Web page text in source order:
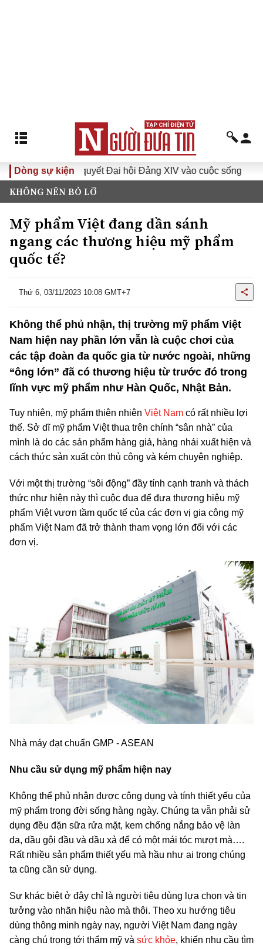
Dòng sự kiện
Đưa Nghị quyết Đại hội Đảng XIV vào cuộc sống Hướng
KHÔNG NÊN BỎ LỠ
Mỹ phẩm Việt đang dần sánh
ngang các thương hiệu mỹ phẩm
quốc tế?
Thứ 6, 03/11/2023 10:08 GMT+7
Không thể phủ nhận, thị trường mỹ phẩm Việt
Nam hiện nay phần lớn vẫn là cuộc chơi của
các tập đoàn đa quốc gia từ nước ngoài, những
“ông lớn” đã có thương hiệu từ trước đó trong
lĩnh vực mỹ phẩm như Hàn Quốc, Nhật Bản.
Tuy nhiên, mỹ phẩm thiên nhiên Việt Nam có rất nhiều lợi
thế. Sở dĩ mỹ phẩm Việt thua trên chính “sân nhà” của
mình là do các sản phẩm hàng giả, hàng nhái xuất hiện và
cách thức sản xuất còn thủ công và kém chuyên nghiệp.
Với một thị trường “sôi động” đầy tính cạnh tranh và thách
thức như hiện này thì cuộc đua để đưa thương hiệu mỹ
phẩm Việt vươn tầm quốc tế của các đơn vị gia công mỹ
phẩm Việt Nam đã trở thành tham vọng lớn đối với các
đơn vị.
Nhà máy đạt chuẩn GMP - ASEAN
Nhu cầu sử dụng mỹ phẩm hiện nay
Không thể phủ nhận được công dụng và tính thiết yếu của
mỹ phẩm trong đời sống hàng ngày. Chúng ta vẫn phải sử
dụng đều đặn sữa rửa mặt, kem chống nắng bảo vệ làn
da, dầu gội đầu và dầu xả để có một mái tóc mượt mà….
Rất nhiều sản phẩm thiết yếu mà hầu như ai trong chúng
ta cũng cần sử dụng.
Sự khác biệt ở đây chỉ là người tiêu dùng lựa chọn và tin
tưởng vào nhãn hiệu nào mà thôi. Theo xu hướng tiêu
dùng thông minh ngày nay, người Việt Nam đang ngày
càng chú trọng tới thẩm mỹ và sức khỏe, khiến nhu cầu tìm